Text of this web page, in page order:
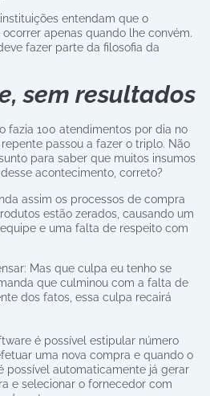
entendam que o
apenas quando lhe convém.
fazer parte da filosofia da
sem resultados
fazia 100 atendimentos por dia no
passou a fazer o triplo. Não
para saber que muitos insumos
acontecimento, correto?
assim os processos de compra
estão zerados, causando um
e uma falta de respeito com
Mas que culpa eu tenho se
que culminou com a falta de
dos fatos, essa culpa recairá
é possível estipular número
uma nova compra e quando o
possível automaticamente já gerar
e selecionar o fornecedor com